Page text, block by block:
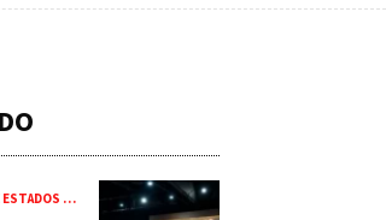
ORGANIZACIÓN DE ESTADOS AMERICANOS (OEA)